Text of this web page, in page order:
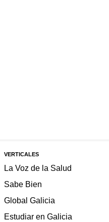
VERTICALES
La Voz de la Salud
Sabe Bien
Global Galicia
Estudiar en Galicia